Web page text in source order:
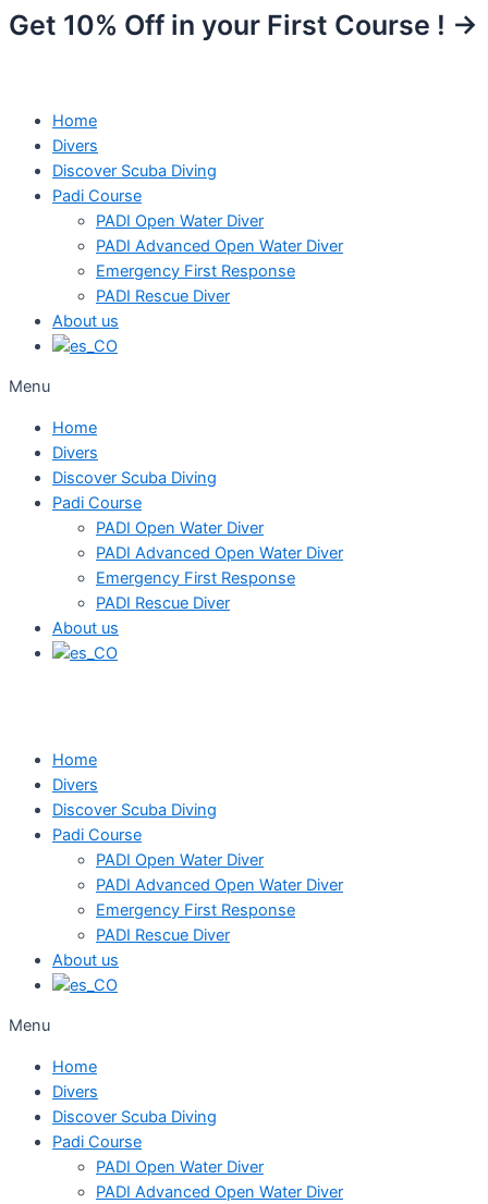
Skip
to
Get 10% Off in your First Course ! →
Home
Divers
Discover Scuba Diving
Padi Course
PADI Open Water Diver
PADI Advanced Open Water Diver
Emergency First Response
PADI Rescue Diver
About us
Menu
Home
Divers
Discover Scuba Diving
Padi Course
PADI Open Water Diver
PADI Advanced Open Water Diver
Emergency First Response
PADI Rescue Diver
About us
Home
Divers
Discover Scuba Diving
Padi Course
PADI Open Water Diver
PADI Advanced Open Water Diver
Emergency First Response
PADI Rescue Diver
About us
Menu
Home
Divers
Discover Scuba Diving
Padi Course
PADI Open Water Diver
PADI Advanced Open Water Diver